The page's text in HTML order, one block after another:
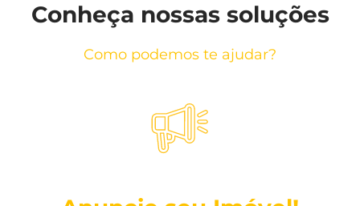
Conheça nossas soluções
Como podemos te ajudar?